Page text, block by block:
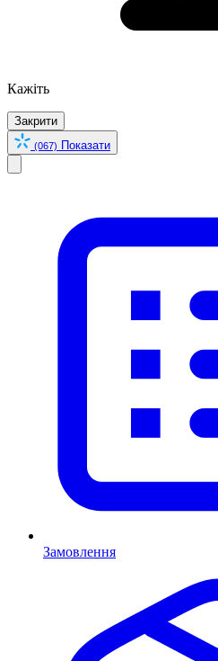
Кажіть
Закрити
(067) Показати
Замовлення